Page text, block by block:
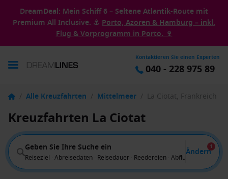
DreamDeal: Mein Schiff 6 – Seltene Atlantik-Route mit
Premium All Inclusive. ⚓ Porto, Azoren & Hamburg – inkl.
Flug & Vorprogramm in Porto. 🍷
Kontaktieren Sie einen Experten
040 - 228 975 89
/ Alle Kreuzfahrten / Mittelmeer / La Ciotat, Frankreich
Kreuzfahrten La Ciotat
Geben Sie Ihre Suche ein
Reiseziel · Abreisedaten · Reisedauer · Reedereien · Abflug von
Ändern
1